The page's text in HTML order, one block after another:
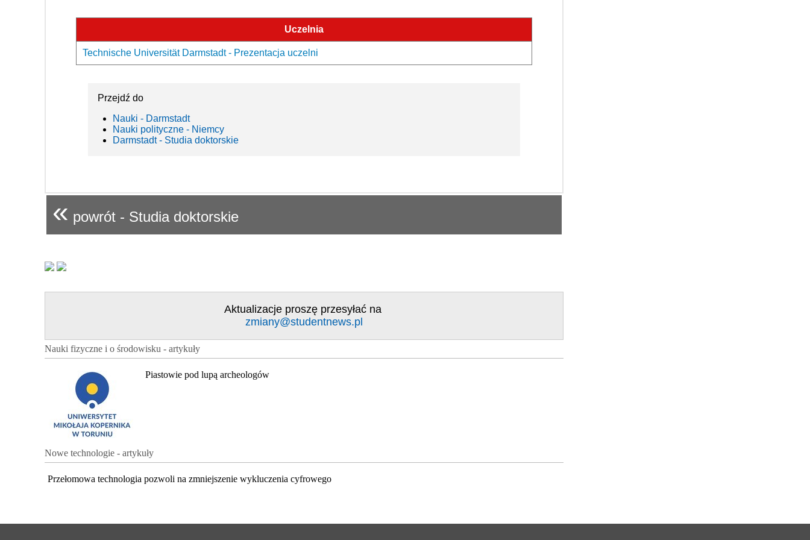
Uczelnia
Technische Universität Darmstadt - Prezentacja uczelni
Przejdź do
Nauki - Darmstadt
Nauki polityczne - Niemcy
Darmstadt - Studia doktorskie
« powrót - Studia doktorskie
Aktualizacje proszę przesyłać na
zmiany@studentnews.pl
Nauki fizyczne i o środowisku - artykuły
Piastowie pod lupą archeologów
Nowe technologie - artykuły
Przełomowa technologia pozwoli na zmniejszenie wykluczenia cyfrowego